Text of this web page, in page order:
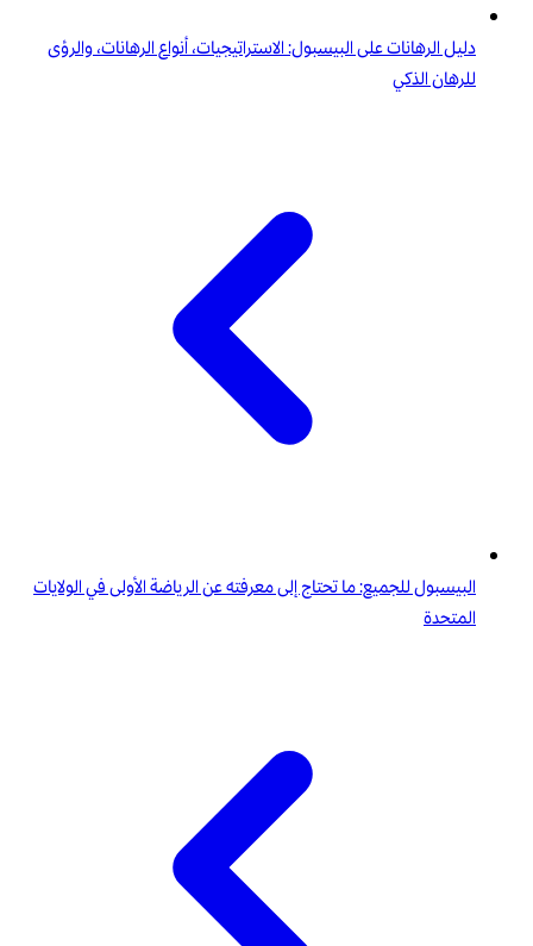
دليل الرهانات على البيسبول: الاستراتيجيات، أنواع الرهانات، والرؤى
للرهان الذكي
البيسبول للجميع: ما تحتاج إلى معرفته عن الرياضة الأولى في الولايات
المتحدة